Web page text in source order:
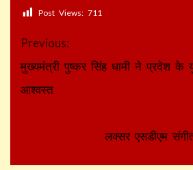
Post Views: 711
Continue
Reading
Previous:
मुख्यमंत्री पुष्कर सिंह धामी ने प्रदेश के
आश्वस्त
लक्सर एसडीएम